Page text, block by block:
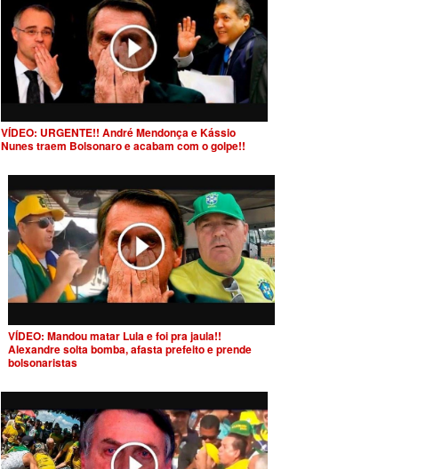
VÍDEO: URGENTE!! André Mendonça e Kássio
Nunes traem Bolsonaro e acabam com o golpe!!
VÍDEO: Mandou matar Lula e foi pra jaula!!
Alexandre solta bomba, afasta prefeito e prende
bolsonaristas